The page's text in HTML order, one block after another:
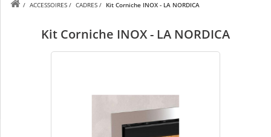
/ ACCESSOIRES / CADRES / Kit Corniche INOX - LA NORDICA
Kit Corniche INOX - LA NORDICA